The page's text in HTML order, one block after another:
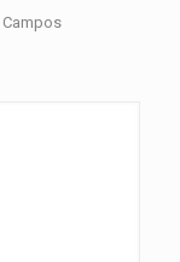
Campos